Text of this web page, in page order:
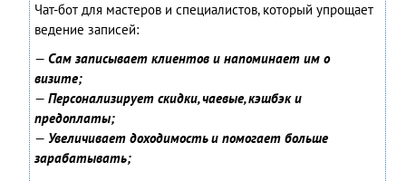
Чат-бот для мастеров и специалистов, который упрощает
ведение записей:
—Сам записывает клиентов и напоминает им о
визите;
—Персонализирует скидки, чаевые, кэшбэк и
предоплаты;
— Увеличивает доходимость и помогает больше
зарабатывать;